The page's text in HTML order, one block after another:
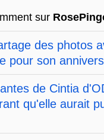
sur
des photos
pour son
de Cintia
qu'elle aurait